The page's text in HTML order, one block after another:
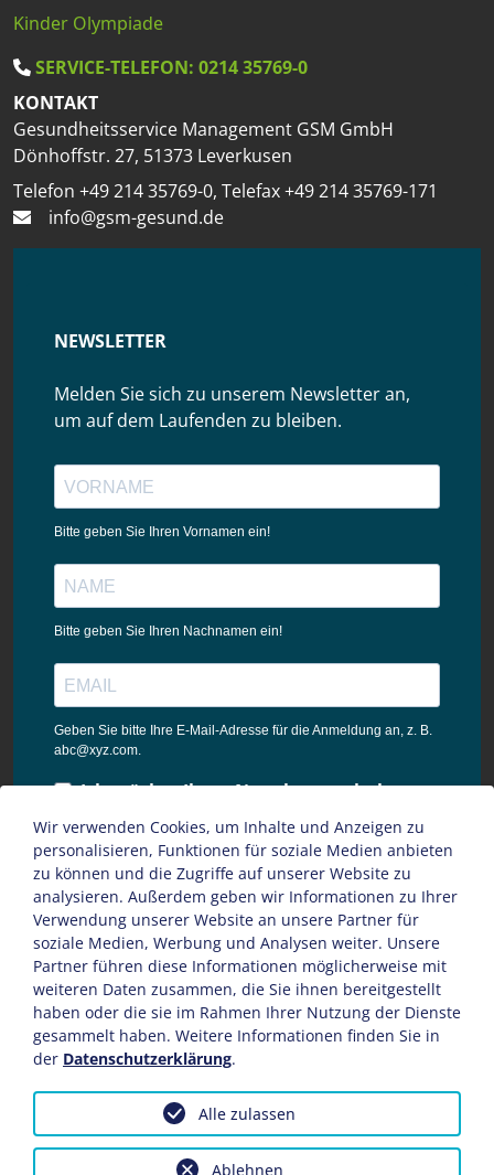
Kinder Olympiade
SERVICE-TELEFON: 0214 35769-0
KONTAKT
Gesundheitsservice Management GSM GmbH
Dönhoffstr. 27, 51373 Leverkusen
Telefon +49 214 35769-0, Telefax +49 214 35769-171
info@gsm-gesund.de
NEWSLETTER
Melden Sie sich zu unserem Newsletter an,
um auf dem Laufenden zu bleiben.
Bitte geben Sie Ihren Vornamen ein!
Bitte geben Sie Ihren Nachnamen ein!
Geben Sie bitte Ihre E-Mail-Adresse für die Anmeldung an, z. B.
abc@xyz.com.
Ich möchte Ihren Newsletter erhalten
und akzeptiere die
Datenschutzbestimmungen dieser
Webseite.
Sie können den Newsletter jederzeit über den Link in unserem
Newsletter abbestellen.
AGB Datenschutz
hoffmann
Wir verwenden Cookies, um Inhalte und Anzeigen zu
personalisieren, Funktionen für soziale Medien anbieten
zu können und die Zugriffe auf unserer Website zu
analysieren. Außerdem geben wir Informationen zu Ihrer
Verwendung unserer Website an unsere Partner für
soziale Medien, Werbung und Analysen weiter. Unsere
Partner führen diese Informationen möglicherweise mit
weiteren Daten zusammen, die Sie ihnen bereitgestellt
haben oder die sie im Rahmen Ihrer Nutzung der Dienste
gesammelt haben. Weitere Informationen finden Sie in
der Datenschutzerklärung.
Ablehnen
Alle zulassen